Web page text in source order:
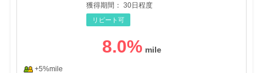
獲得期間： 30日程度
リピート可
8.0%
+5%mile